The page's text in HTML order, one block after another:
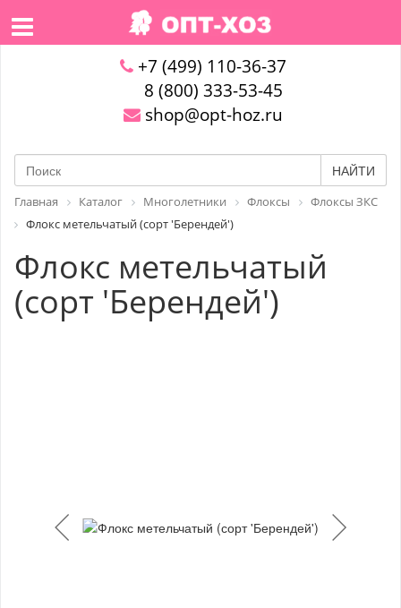
+7 (499) 110-36-37
8 (800) 333-53-45
shop@opt-hoz.ru
НАЙТИ
Главная Каталог Многолетники Флоксы
Флоксы ЗКС
Флокс метельчатый (сорт 'Берендей')
Флокс метельчатый
(сорт 'Берендей')